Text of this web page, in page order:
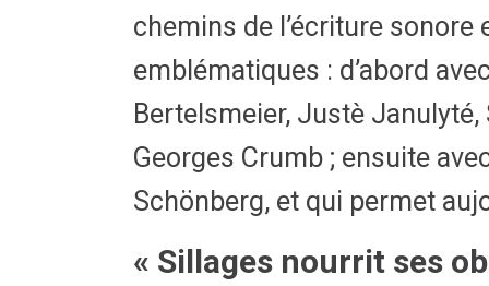
chemins de l’écriture
emblématiques : d’abord
Bertelsmeier, Justè
Georges Crumb ; ensuite
Schönberg, et qui permet
« Sillages nourrit ses